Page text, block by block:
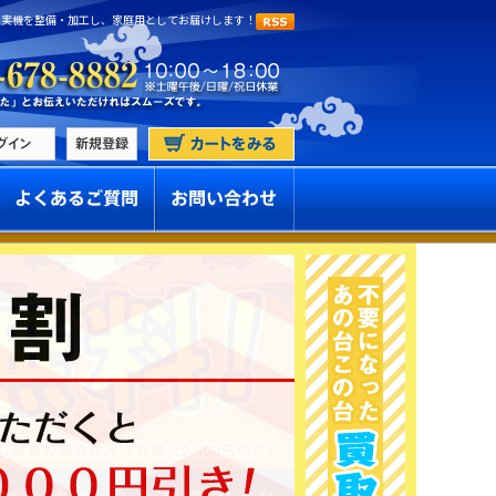
機を整備・加工し、家庭用としてお届けします！